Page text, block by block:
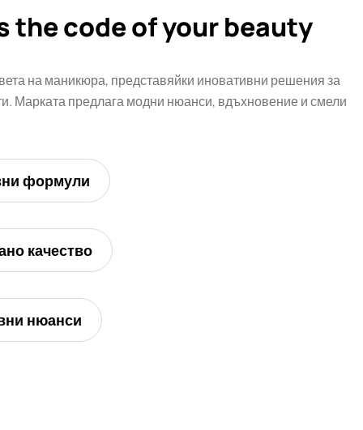
the code of your beauty
на маникюра, представяйки иновативни решения за
Марката предлага модни нюанси, вдъхновение и смели
формули
качество
нюанси